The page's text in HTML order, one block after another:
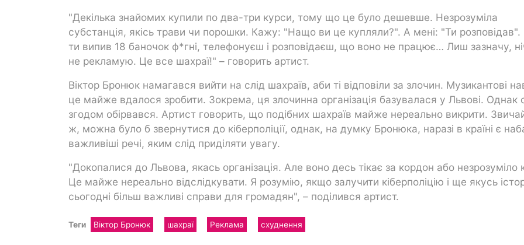
"Декілька знайомих купили по два-три курси, тому що це було дешевше. Незрозуміла
субстанція, якісь трави чи порошки. Кажу: "Нащо ви це купляли?". А мені: "Ти розповідав".
ти випив 18 баночок ф*гні, телефонуєш і розповідаєш, що воно не працює… Лиш зазначу,
не рекламую. Це все шахраї!" – говорить артист.
Віктор Бронюк намагався вийти на слід шахраїв, аби ті відповіли за злочин. Музикантові
це майже вдалося зробити. Зокрема, ця злочинна організація базувалася у Львові. Однак
згодом обірвався. Артист говорить, що подібних шахраїв майже нереально викрити.
ж, можна було б звернутися до кіберполіції, однак, на думку Бронюка, наразі в країні є
важливіші речі, яким слід приділяти увагу.
"Докопалися до Львова, якась організація. Але воно десь тікає за кордон або незрозуміло
Це майже нереально відслідкувати. Я розумію, якщо залучити кіберполіцію і ще якусь
сьогодні більш важливі справи для громадян", – поділився артист.
Теги Віктор Бронюк шахраї Реклама схуднення